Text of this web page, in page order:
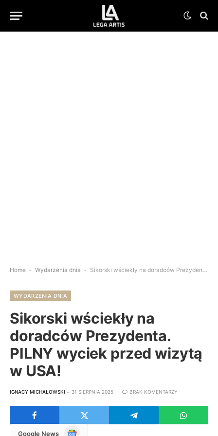
Home - Wydarzenia dnia - Sikorski wściekły na doradców Prezydenta. PILNY wyciek przed wizytą w USA!
WYDARZENIA DNIA
Sikorski wściekły na
doradców Prezydenta.
PILNY wyciek przed wizytą
w USA!
IGNACY MICHAŁOWSKI 31 SIERPNIA 2025 BRAK KOMENTARZY
Google News Google